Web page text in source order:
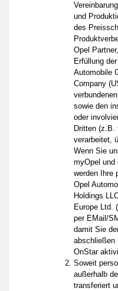
und
des
Opel
Erfüllung
Automobile
Company
sowie den
oder
Dritten (z.B.
verarbeitet,
Wenn Sie
myOpel und
werden Ihre
Opel
Holdings
Europe Ltd.
per EMail/
damit Sie
abschließen
OnStar
Soweit
außerhalb
transferiert